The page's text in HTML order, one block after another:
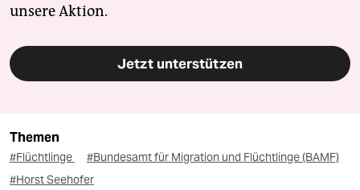
unsere Aktion.
Jetzt unterstützen
Themen
#Flüchtlinge
#Bundesamt für Migration und Flüchtlinge (BAMF)
#Horst Seehofer